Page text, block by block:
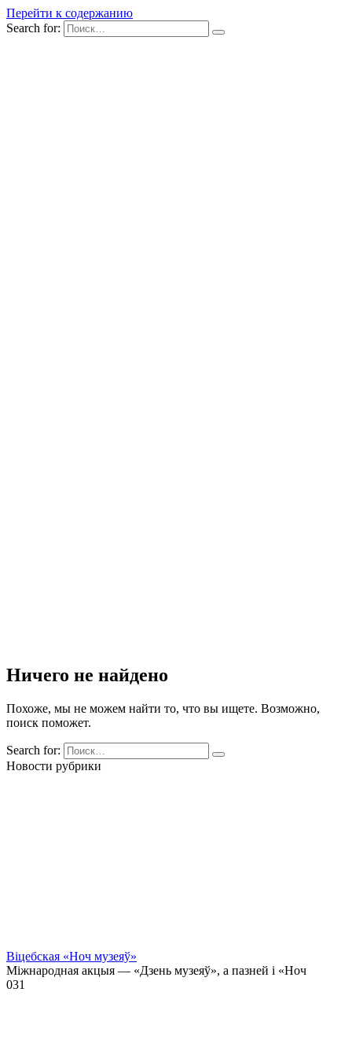
Перейти к содержанию
Search for:
Ничего не найдено
Похоже, мы не можем найти то, что вы ищете. Возможно,
поиск поможет.
Search for:
Новости рубрики
Віцебская «Ноч музеяў»
Міжнародная акцыя — «Дзень музеяў», а пазней і «Ноч
031